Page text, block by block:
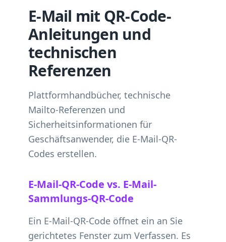
E-Mail mit QR-Code-
Anleitungen und
technischen
Referenzen
Plattformhandbücher, technische
Mailto-Referenzen und
Sicherheitsinformationen für
Geschäftsanwender, die E-Mail-QR-
Codes erstellen.
E-Mail-QR-Code vs. E-Mail-
Sammlungs-QR-Code
Ein E-Mail-QR-Code öffnet ein an Sie
gerichtetes Fenster zum Verfassen. Es